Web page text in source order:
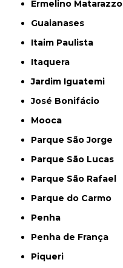
Ermelino Matarazzo
Guaianases
Itaim Paulista
Itaquera
Jardim Iguatemi
José Bonifácio
Mooca
Parque São Jorge
Parque São Lucas
Parque São Rafael
Parque do Carmo
Penha
Penha de França
Piqueri